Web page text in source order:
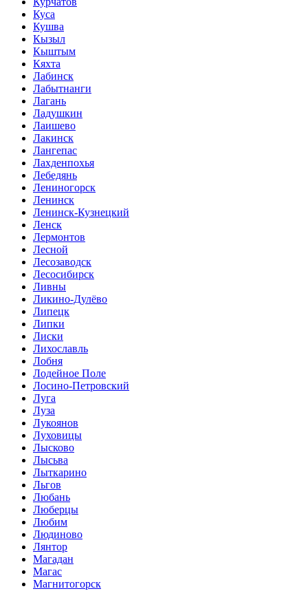
Куса
Кушва
Кызыл
Кыштым
Кяхта
Лабинск
Лабытнанги
Лагань
Ладушкин
Лаишево
Лакинск
Лангепас
Лахденпохья
Лебедянь
Лениногорск
Ленинск
Ленинск-Кузнецкий
Ленск
Лермонтов
Лесной
Лесозаводск
Лесосибирск
Ливны
Ликино-Дулёво
Липецк
Липки
Лиски
Лихославль
Лобня
Лодейное Поле
Лосино-Петровский
Луга
Луза
Лукоянов
Луховицы
Лысково
Лысьва
Лыткарино
Льгов
Любань
Люберцы
Любим
Людиново
Лянтор
Магадан
Магас
Магнитогорск